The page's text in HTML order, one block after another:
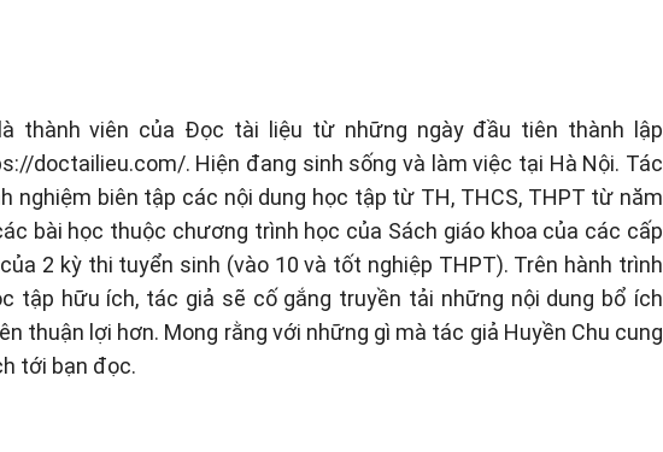
thành viên của Đọc tài liệu từ những ngày đầu tiên thành lập
doctailieu.com/. Hiện đang sinh sống và làm việc tại Hà Nội. Tác
nghiệm biên tập các nội dung học tập từ TH, THCS, THPT từ năm
bài học thuộc chương trình học của Sách giáo khoa của các cấp
2 kỳ thi tuyển sinh (vào 10 và tốt nghiệp THPT). Trên hành trình
tập hữu ích, tác giả sẽ cố gắng truyền tải những nội dung bổ ích
thuận lợi hơn. Mong rằng với những gì mà tác giả Huyền Chu cung
tới bạn đọc.